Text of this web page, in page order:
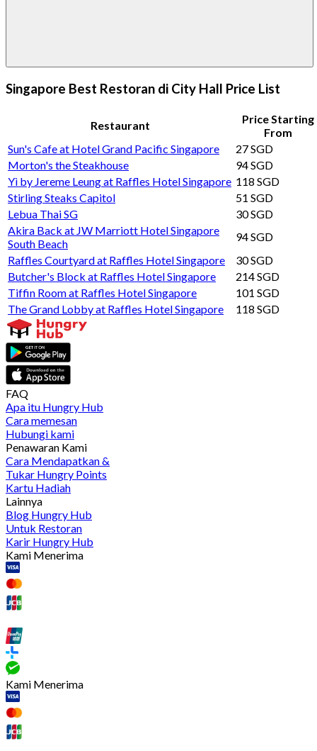
Singapore Best Restoran di City Hall Price List
Restaurant
Price Starting
From
Sun's Cafe at Hotel Grand Pacific Singapore
27 SGD
Morton's the Steakhouse
94 SGD
Yì by Jereme Leung at Raffles Hotel Singapore 118 SGD
Stirling Steaks Capitol
51 SGD
Lebua Thai SG
30 SGD
Akira Back at JW Marriott Hotel Singapore
South Beach
94 SGD
Raffles Courtyard at Raffles Hotel Singapore
30 SGD
Butcher's Block at Raffles Hotel Singapore
214 SGD
Tiffin Room at Raffles Hotel Singapore
101 SGD
The Grand Lobby at Raffles Hotel Singapore
118 SGD
FAQ
Apa itu Hungry Hub
Cara memesan
Hubungi kami
Penawaran Kami
Cara Mendapatkan &
Tukar Hungry Points
Kartu Hadiah
Lainnya
Blog Hungry Hub
Untuk Restoran
Karir Hungry Hub
Kami Menerima
Kami Menerima